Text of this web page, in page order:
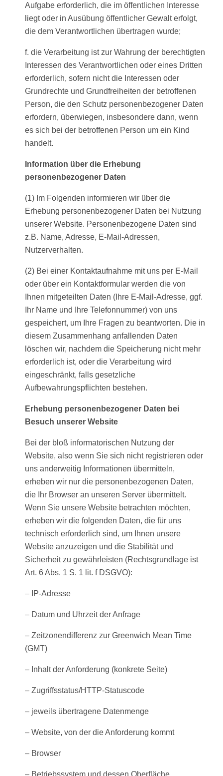
Aufgabe erforderlich, die im öffentlichen Interesse
liegt oder in Ausübung öffentlicher Gewalt erfolgt,
die dem Verantwortlichen übertragen wurde;
f. die Verarbeitung ist zur Wahrung der berechtigten
Interessen des Verantwortlichen oder eines Dritten
erforderlich, sofern nicht die Interessen oder
Grundrechte und Grundfreiheiten der betroffenen
Person, die den Schutz personenbezogener Daten
erfordern, überwiegen, insbesondere dann, wenn
es sich bei der betroffenen Person um ein Kind
handelt.
nformation über die Erhebung
personenbezogener Daten
(1) Im Folgenden informieren wir über die
Erhebung personenbezogener Daten bei Nutzung
unserer Website. Personenbezogene Daten sind
z.B. Name, Adresse, E-Mail-Adressen,
Nutzerverhalten.
(2) Bei einer Kontaktaufnahme mit uns per E-Mail
oder über ein Kontaktformular werden die von
Ihnen mitgeteilten Daten (Ihre E-Mail-Adresse, ggf.
Ihr Name und Ihre Telefonnummer) von uns
gespeichert, um Ihre Fragen zu beantworten. Die in
diesem Zusammenhang anfallenden Daten
löschen wir, nachdem die Speicherung nicht mehr
erforderlich ist, oder die Verarbeitung wird
eingeschränkt, falls gesetzliche
Aufbewahrungspflichten bestehen.
Erhebung personenbezogener Daten bei
Besuch unserer Website
Bei der bloß informatorischen Nutzung der
Website, also wenn Sie sich nicht registrieren oder
uns anderweitig Informationen übermitteln,
erheben wir nur die personenbezogenen Daten,
die Ihr Browser an unseren Server übermittelt.
Wenn Sie unsere Website betrachten möchten,
erheben wir die folgenden Daten, die für uns
technisch erforderlich sind, um Ihnen unsere
Website anzuzeigen und die Stabilität und
Sicherheit zu gewährleisten (Rechtsgrundlage ist
Art. 6 Abs. 1 S. 1 lit. f DSGVO):
– IP-Adresse
– Datum und Uhrzeit der Anfrage
– Zeitzonendifferenz zur Greenwich Mean Time
(GMT)
– Inhalt der Anforderung (konkrete Seite)
– Zugriffsstatus/HTTP-Statuscode
– jeweils übertragene Datenmenge
– Website, von der die Anforderung kommt
– Browser
– Betriebssystem und dessen Oberfläche